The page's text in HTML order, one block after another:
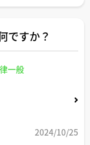
ですか？
一般
2024/10/25